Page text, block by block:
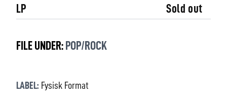
LP Sold out
FILE UNDER: POP/ROCK
LABEL: Fysisk Format